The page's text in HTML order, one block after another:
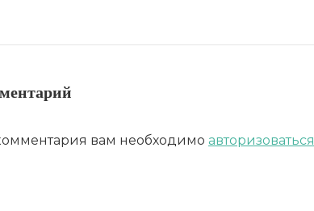
вам необходимо авторизоваться